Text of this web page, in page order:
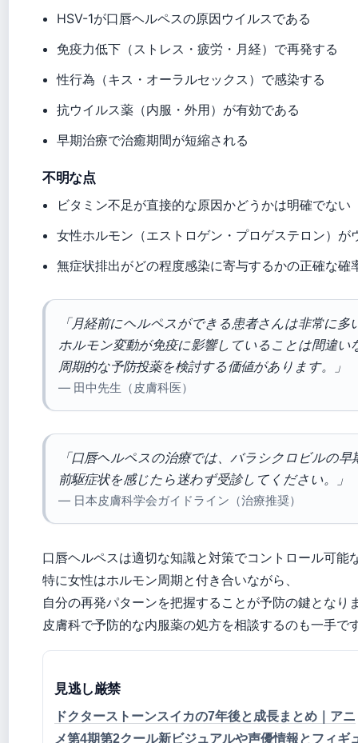
HSV-1が口唇ヘルペスの原因ウイルスである
免疫力低下（ストレス・疲労・月経）で再発する
性行為（キス・オーラルセックス）で感染する
抗ウイルス薬（内服・外用）が有効である
早期治療で治癒期間が短縮される
不明な点
ビタミン不足が直接的な原因かどうかは明確でない
女性ホルモン（エストロゲン・プロゲステロン）
無症状排出がどの程度感染に寄与するかの正確な確
「月経前にヘルペスができる患者さんは非常に多
ホルモン変動が免疫に影響していることは間違い
周期的な予防投薬を検討する価値があります。」
— 田中先生（皮膚科医）
「口唇ヘルペスの治療では、バラシクロビルの
前駆症状を感じたら迷わず受診してください。」
— 日本皮膚科学会ガイドライン（治療推奨）
口唇ヘルペスは適切な知識と対策でコントロール可能
特に女性はホルモン周期と付き合いながら、
自分の再発パターンを把握することが予防の鍵となり
皮膚科で予防的な内服薬の処方を相談するのも一手で
見逃し厳禁
ドクターストーンスイカの7年後と成長まとめ｜アニ
メ第4期第2クール新ビジュアルや声優情報とフィギ